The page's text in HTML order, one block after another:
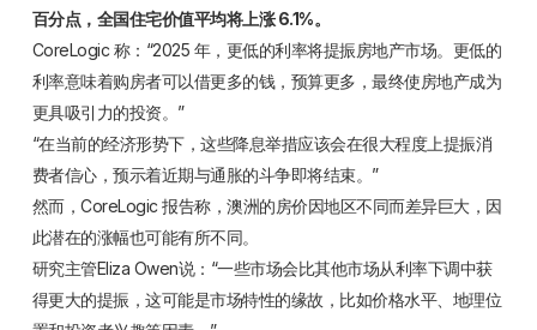
百分点，全国住宅价值平均将上涨 6.1%。
CoreLogic 称：“2025 年，更低的利率将提振房地产市场。更低的
利率意味着购房者可以借更多的钱，预算更多，最终使房地产成为
更具吸引力的投资。”
“在当前的经济形势下，这些降息举措应该会在很大程度上提振消
费者信心，预示着近期与通胀的斗争即将结束。”
然而，CoreLogic 报告称，澳洲的房价因地区不同而差异巨大，因
此潜在的涨幅也可能有所不同。
研究主管Eliza Owen说：“一些市场会比其他市场从利率下调中获
得更大的提振，这可能是市场特性的缘故，比如价格水平、地理位